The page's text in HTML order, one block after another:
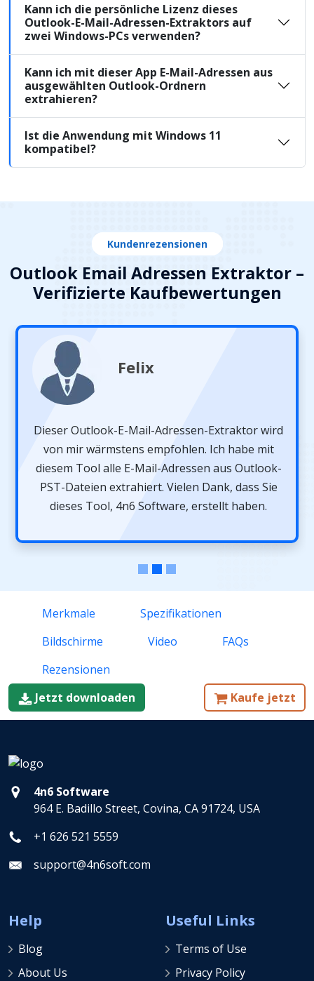
Kann ich die persönliche Lizenz dieses
Outlook-E-Mail-Adressen-Extraktors auf
zwei Windows-PCs verwenden?
Kann ich mit dieser App E-Mail-Adressen aus
ausgewählten Outlook-Ordnern
extrahieren?
Ist die Anwendung mit Windows 11
kompatibel?
Kundenrezensionen
Outlook Email Adressen Extraktor –
Verifizierte Kaufbewertungen
Felix
Dieser Outlook-E-Mail-Adressen-Extraktor wird
von mir wärmstens empfohlen. Ich habe mit
diesem Tool alle E-Mail-Adressen aus Outlook-
PST-Dateien extrahiert. Vielen Dank, dass Sie
dieses Tool, 4n6 Software, erstellt haben.
Merkmale
Spezifikationen
Bildschirme
Video
FAQs
Rezensionen
Jetzt downloaden
Kaufe jetzt
4n6 Software
964 E. Badillo Street, Covina, CA 91724, USA
+1 626 521 5559
support@4n6soft.com
Help
Blog
About Us
Useful Links
Terms of Use
Privacy Policy